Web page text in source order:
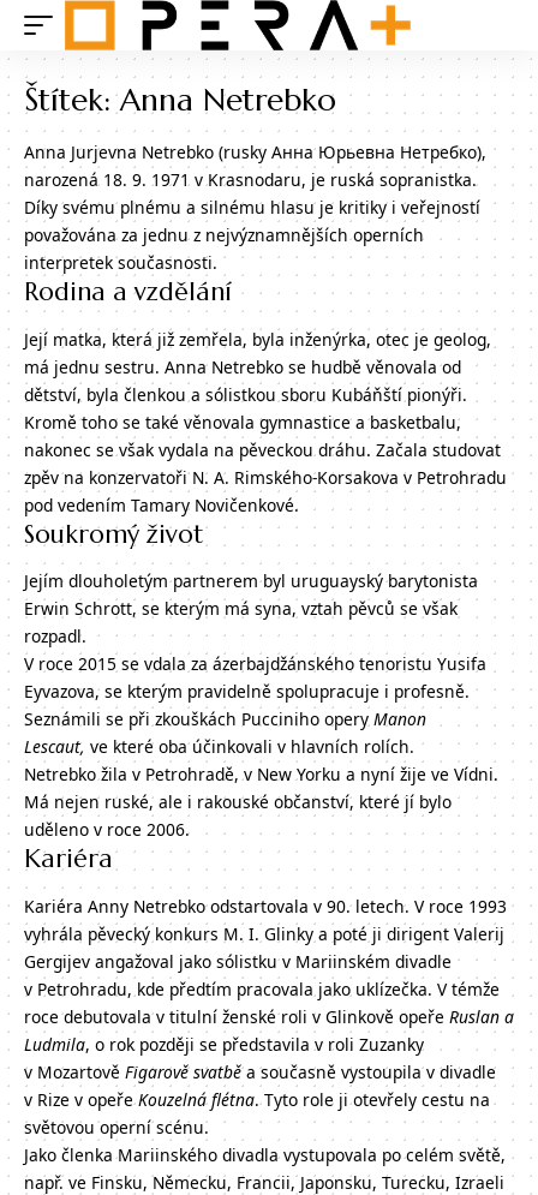
Štítek:Anna Netrebko
Anna Jurjevna Netrebko (rusky Анна Юрьевна Нетребко),
narozená 18. 9. 1971 v Krasnodaru, je ruská sopranistka.
Díky svému plnému a silnému hlasu je kritiky i veřejností
považována za jednu z nejvýznamnějších operních
interpretek současnosti.
Rodina a vzdělání
Její matka, která již zemřela, byla inženýrka, otec je geolog,
má jednu sestru. Anna Netrebko se hudbě věnovala od
dětství, byla členkou a sólistkou sboru Kubáňští pionýři.
Kromě toho se také věnovala gymnastice a basketbalu,
nakonec se však vydala na pěveckou dráhu. Začala studovat
zpěv na konzervatoři N. A. Rimského-Korsakova v Petrohradu
pod vedením Tamary Novičenkové.
Soukromý život
Jejím dlouholetým partnerem byl uruguayský barytonista
Erwin Schrott, se kterým má syna, vztah pěvců se však
rozpadl.
V roce 2015 se vdala za ázerbajdžánského tenoristu Yusifa
Eyvazova, se kterým pravidelně spolupracuje i profesně.
Seznámili se při zkouškách Pucciniho operyManon
Lescaut, ve které oba účinkovali v hlavních rolích.
Netrebko žila v Petrohradě, v New Yorku a nyní žije ve Vídni.
Má nejen ruské, ale i rakouské občanství, které jí bylo
uděleno v roce 2006.
Kariéra
Kariéra Anny Netrebko odstartovala v 90. letech. V roce 1993
vyhrála pěvecký konkurs M. I. Glinky a poté ji dirigent Valerij
Gergijev angažoval jako sólistku v Mariinském divadle
v Petrohradu, kde předtím pracovala jako uklízečka. V témže
roce debutovala v titulní ženské roli v Glinkově opeře Ruslan a
Ludmila, o rok později se představila v roli Zuzanky
v Mozartově Figarově svatběa současně vystoupila v divadle
v Rize v opeřeKouzelná flétna. Tyto role ji otevřely cestu na
světovou operní scénu.
Jako členka Mariinského divadla vystupovala po celém světě,
např. ve Finsku, Německu, Francii, Japonsku, Turecku, Izraeli